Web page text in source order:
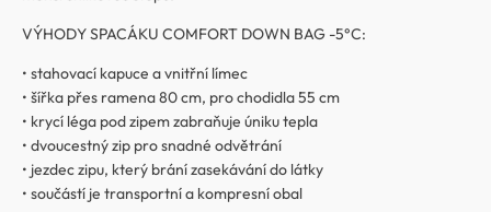
VÝHODY SPACÁKU COMFORT DOWN BAG -5°C:
• stahovací kapuce a vnitřní límec
• šířka přes ramena 80 cm, pro chodidla 55 cm
• krycí léga pod zipem zabraňuje úniku tepla
• dvoucestný zip pro snadné odvětrání
• jezdec zipu, který brání zasekávání do látky
• součástí je transportní a kompresní obal